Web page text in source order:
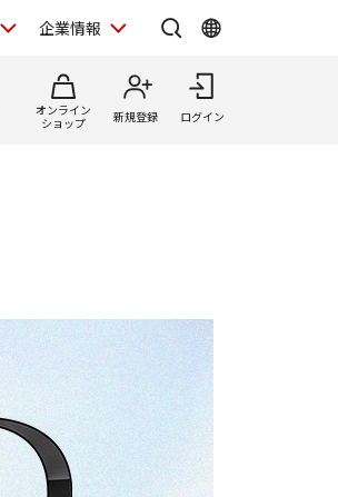
企業情報
オンライン
ショップ
新規登録 ログイン